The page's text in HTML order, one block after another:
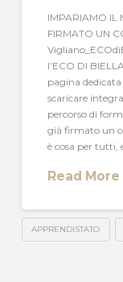
IMPARIAMO IL
FIRMATO UN
l’ECO DI
pagina
scaricare
percorso di
già firmato un
è cosa per tutti, e
Read More
APPRENDISTATO